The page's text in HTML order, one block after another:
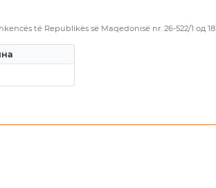
të Republikës së Maqedonisë nr. 26-522/1 од